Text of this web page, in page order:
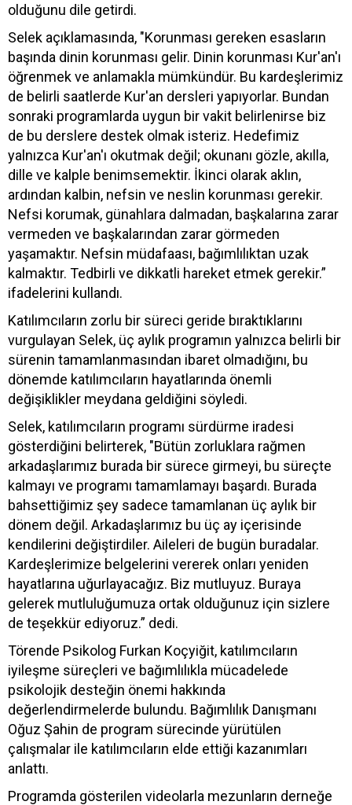
olduğunu dile getirdi.
Selek açıklamasında, "Korunması gereken esasların
başında dinin korunması gelir. Dinin korunması Kur'an'ı
öğrenmek ve anlamakla mümkündür. Bu kardeşlerimiz
de belirli saatlerde Kur'an dersleri yapıyorlar. Bundan
sonraki programlarda uygun bir vakit belirlenirse biz
de bu derslere destek olmak isteriz. Hedefimiz
yalnızca Kur'an'ı okutmak değil; okunanı gözle, akılla,
dille ve kalple benimsemektir. İkinci olarak aklın,
ardından kalbin, nefsin ve neslin korunması gerekir.
Nefsi korumak, günahlara dalmadan, başkalarına zarar
vermeden ve başkalarından zarar görmeden
yaşamaktır. Nefsin müdafaası, bağımlılıktan uzak
kalmaktır. Tedbirli ve dikkatli hareket etmek gerekir.”
ifadelerini kullandı.
Katılımcıların zorlu bir süreci geride bıraktıklarını
vurgulayan Selek, üç aylık programın yalnızca belirli bir
sürenin tamamlanmasından ibaret olmadığını, bu
dönemde katılımcıların hayatlarında önemli
değişiklikler meydana geldiğini söyledi.
Selek, katılımcıların programı sürdürme iradesi
gösterdiğini belirterek, "Bütün zorluklara rağmen
arkadaşlarımız burada bir sürece girmeyi, bu süreçte
kalmayı ve programı tamamlamayı başardı. Burada
bahsettiğimiz şey sadece tamamlanan üç aylık bir
dönem değil. Arkadaşlarımız bu üç ay içerisinde
kendilerini değiştirdiler. Aileleri de bugün buradalar.
Kardeşlerimize belgelerini vererek onları yeniden
hayatlarına uğurlayacağız. Biz mutluyuz. Buraya
gelerek mutluluğumuza ortak olduğunuz için sizlere
de teşekkür ediyoruz.” dedi.
Törende Psikolog Furkan Koçyiğit, katılımcıların
iyileşme süreçleri ve bağımlılıkla mücadelede
psikolojik desteğin önemi hakkında
değerlendirmelerde bulundu. Bağımlılık Danışmanı
Oğuz Şahin de program sürecinde yürütülen
çalışmalar ile katılımcıların elde ettiği kazanımları
anlattı.
Programda gösterilen videolarla mezunların derneğe